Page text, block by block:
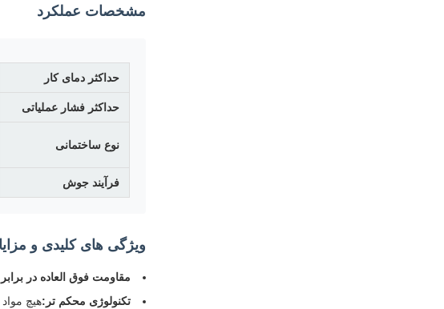
مشخصات عملکرد
حداکثر دمای کار
حداکثر فشار عملیاتی
نوع ساختمانی
فرآیند جوش
ویژگی های کلیدی و
مقاومت فوق العاده در
تکنولوژی محکم تر:هیچ